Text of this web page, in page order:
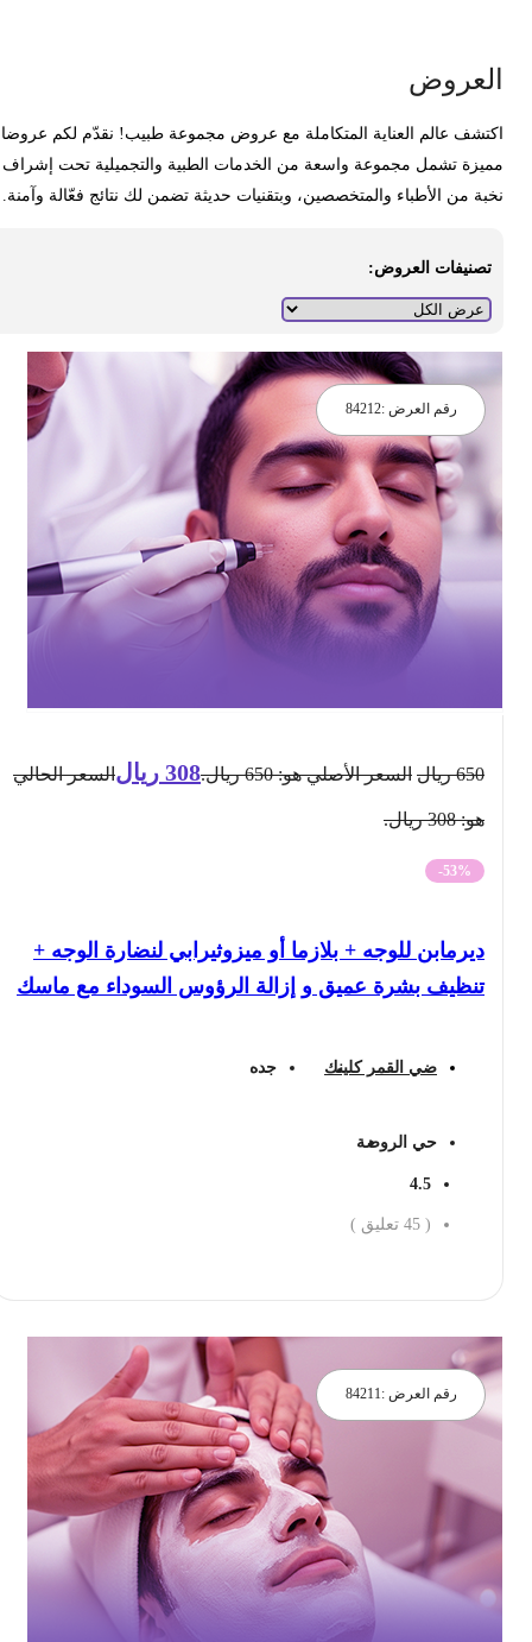
عالم العناية المتكاملة مع عروض مجموعة طبيب! نقدّم لكم عروضا
تشمل مجموعة واسعة من الخدمات الطبية والتجميلية تحت إشراف
من الأطباء والمتخصصين، وبتقنيات حديثة تضمن لك نتائج فعّالة وآمنة.
تصنيفات العروض:
رقم العرض :84212
ريال السعر الأصلي هو: 650 ريال. 308 ريال السعر الحالي
-53%
ديرمابن للوجه + بلازما أو ميزوثيرابي لنضارة الوجه +
تنظيف بشرة عميق و إزالة الرؤوس السوداء مع ماسك
ضي القمر كلينك جده
حي الروضة
4.5
45 تعليق )
رقم العرض :84211